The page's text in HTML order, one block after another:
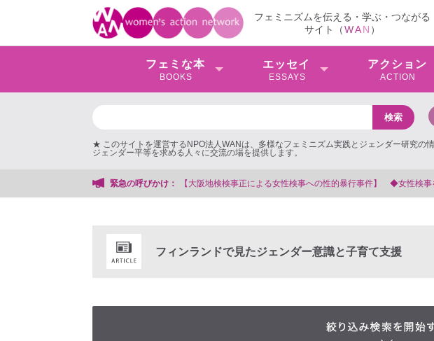
フェミニズムを伝える・学ぶ・つながる
サイト（WAN ）
フェミな本
BOOKS
エッセイ
ESSAYS
アクション
ACTION
★ このサイトを運営するNPO法人WANは、多様なフェミニズム実践とジェンダー研究の情
ジェンダー平等を求める人々に交流の場を提供します。
緊急の呼びかけ： 【抗議文】
フィンランドで見たジェンダー意識と子育て支援